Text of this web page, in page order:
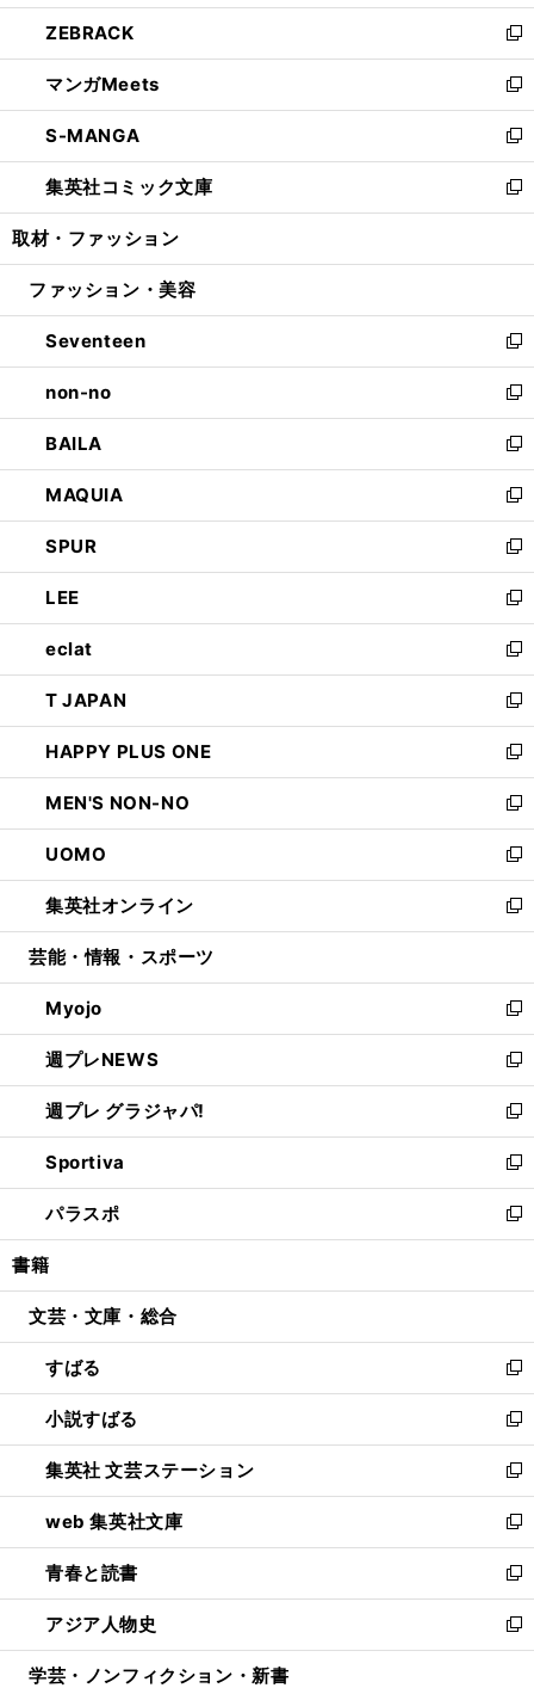
開
く
ウ
で
開
く
ン
ド
ウ
で
開
く
ウ
ィ
ン
ド
ウ
で
開
く
し
い
ウ
ィ
ン
ド
ウ
で
開
ZEBRACK
新
し
い
ウ
ィ
ン
ド
ウ
開
マンガMeets
新
し
い
ウ
ィ
ン
ウ
開
く
S-MANGA
新
し
い
ウ
ン
ウ
で
開
く
集英社コミック文庫
新
し
ウ
ン
ド
ウ
で
開
く
取材・ファッション
ファッション・美容
Seventeen
新
し
い
ウ
ィ
ン
ド
ウ
で
開
く
non-no
新
し
い
ウ
ィ
ン
ド
ウ
で
開
く
BAILA
新
し
い
ウ
ィ
ン
ド
ウ
で
開
く
MAQUIA
新
し
い
ウ
ィ
ン
ド
ウ
で
開
く
SPUR
新
し
い
ウ
ィ
ン
ド
ウ
で
開
く
LEE
新
し
い
ウ
ィ
ン
ド
ウ
で
開
く
eclat
新
し
い
ウ
ィ
ン
ド
ウ
で
開
く
T JAPAN
新
し
い
ウ
ィ
ン
ド
ウ
で
開
HAPPY PLUS ONE
新
し
い
ウ
ィ
ン
ド
ウ
開
く
MEN'S NON-NO
新
し
い
ウ
ィ
ン
ウ
で
開
く
UOMO
新
し
い
ウ
ン
ド
ウ
で
開
く
集英社オンライン
新
し
ウ
ィ
ン
ド
ウ
で
開
く
芸能・情報・スポーツ
Myojo
新
し
い
ウ
ィ
ン
ド
ウ
で
開
週プレNEWS
新
し
い
ウ
ィ
ン
ド
ウ
開
週プレ グラジャパ!
新
し
い
ウ
ィ
ン
ウ
開
く
Sportiva
新
し
い
ウ
ン
ウ
で
開
く
パラスポ
新
し
ウ
ン
ド
ウ
で
開
く
書籍
文芸・文庫・総合
すばる
新
し
い
ウ
ィ
ン
ド
ウ
で
開
く
小説すばる
新
し
い
ウ
ィ
ン
ド
ウ
で
開
集英社 文芸ステーション
新
し
い
ウ
ィ
ン
ド
ウ
web 集英社文庫
新
し
い
ウ
ィ
ン
青春と読書
新
し
い
ウ
アジア人物史
新
し
学芸・ノンフィクション・新書